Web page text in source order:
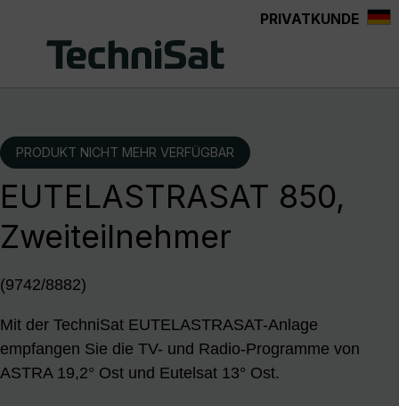
PRIVATKUNDE
PRODUKT NICHT MEHR VERFÜGBAR
EUTELASTRASAT 850,
Zweiteilnehmer
(9742/8882)
Mit der TechniSat EUTELASTRASAT-Anlage
empfangen Sie die TV- und Radio-Programme von
ASTRA 19,2° Ost und Eutelsat 13° Ost.